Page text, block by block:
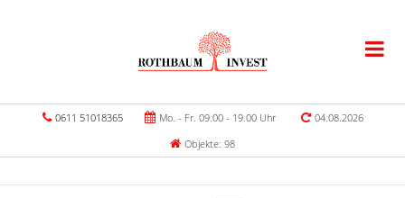
0611 51018365 Mo. - Fr. 09.00 - 19.00 Uhr
04.08.2026
Objekte: 98